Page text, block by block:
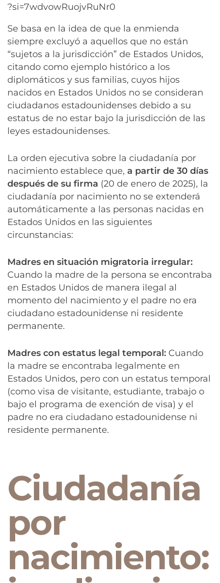
?si=7wdvowRuojvRuNr0
Se basa en la idea de que la enmienda
siempre excluyó a aquellos que no están
“sujetos a la jurisdicción” de Estados Unidos,
citando como ejemplo histórico a los
diplomáticos y sus familias, cuyos hijos
nacidos en Estados Unidos no se consideran
ciudadanos estadounidenses debido a su
estatus de no estar bajo la jurisdicción de las
leyes estadounidenses.
La orden ejecutiva sobre la ciudadanía por
nacimiento establece que, a partir de 30 días
después de su firma (20 de enero de 2025), la
ciudadanía por nacimiento no se extenderá
automáticamente a las personas nacidas en
Estados Unidos en las siguientes
circunstancias:
Madres en situación migratoria irregular:
Cuando la madre de la persona se encontraba
en Estados Unidos de manera ilegal al
momento del nacimiento y el padre no era
ciudadano estadounidense ni residente
permanente.
Madres con estatus legal temporal: Cuando
la madre se encontraba legalmente en
Estados Unidos, pero con un estatus temporal
(como visa de visitante, estudiante, trabajo o
bajo el programa de exención de visa) y el
padre no era ciudadano estadounidense ni
residente permanente.
Ciudadanía
por
nacimiento: